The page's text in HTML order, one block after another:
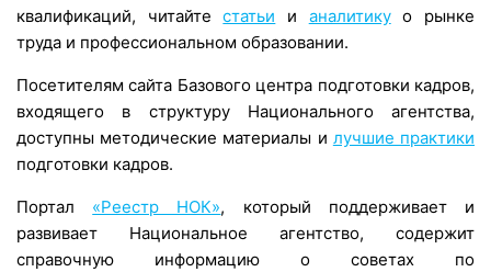
квалификаций, читайтестатьи и аналитикуо рынке
труда и профессиональном образовании.
Посетителям сайта Базового центра подготовки кадров,
входящего в структуру Национального агентства,
доступны методические материалы и лучшие практики
подготовки кадров.
Портал «Реестр НОК», который поддерживает и
развивает Национальное агентство, содержит
справочную информацию о советах по